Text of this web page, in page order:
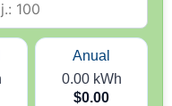
Anual
0.00kWh
$0.00